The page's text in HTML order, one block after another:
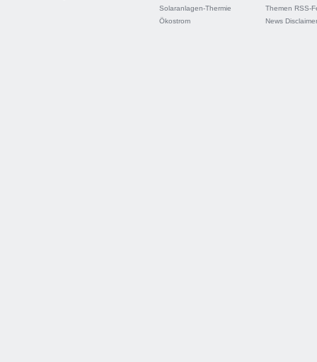
Solaranlagen-Thermie
Ökostrom
Themen RSS-
News Disclaimer